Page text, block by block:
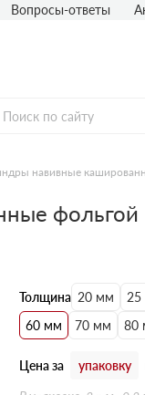
Вопросы-ответы
навивные
фольгой
Толщина 20 мм
60 мм
70 мм 80
Цена за упаковку